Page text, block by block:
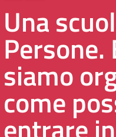
Una
Persone.
siamo
come